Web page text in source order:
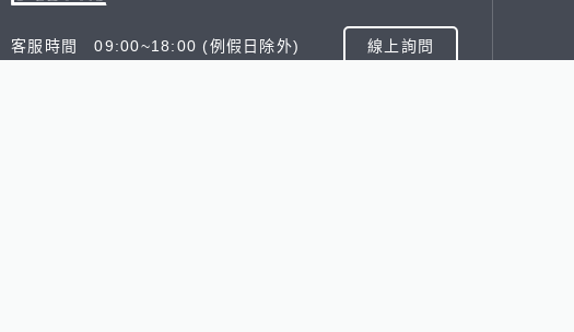
客服時間 09:00~18:00 (例假日除外) 線上詢問